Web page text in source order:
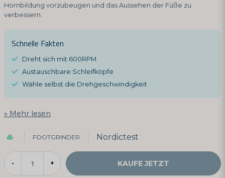
Hornbildung vorzubeugen und das Aussehen der Füße zu
verbessern.
Schnelle Fakten
Dreht sich mit 600RPM
Austauschbare Schleifköpfe
Wähle selbst die Drehgeschwindigkeit
Mehr lesen
FOOTGRINDER Nordictest
- + KAUFE JETZT